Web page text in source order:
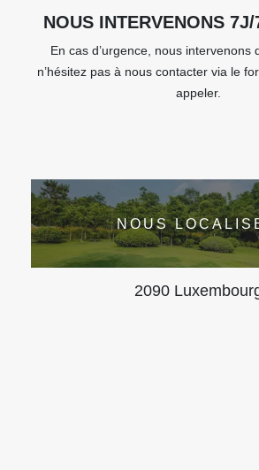
NOUS INTERVENONS
En cas d’urgence, nous intervenons
n’hésitez pas à nous contacter via le
appeler.
NOUS
2090